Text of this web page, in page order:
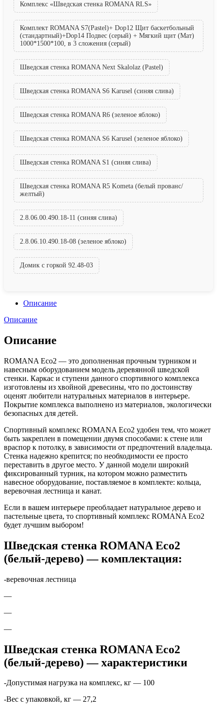
Комплекс «Шведская стенка ROMANA RLS»
Комплект ROMANA S7(Pastel)+ Dop12 Щит баскетбольный
(стандартный)+Dop14 Подвес (серый) + Мягкий щит (Мат)
1000*1500*100, в 3 сложения (серый)
Шведская стенка ROMANA Next Skalolaz (Pastel)
Шведская стенка ROMANA S6 Karusel (синяя слива)
Шведская стенка ROMANA R6 (зеленое яблоко)
Шведская стенка ROMANA S6 Karusel (зеленое яблоко)
Шведская стенка ROMANA S1 (синяя слива)
Шведская стенка ROMANA R5 Kometa (белый прованс/
желтый)
2.8.06.00.490.18-11 (синяя слива)
2.8.06.10.490.18-08 (зеленое яблоко)
Домик с горкой 92.48-03
Описание
Описание
Описание
ROMANA Eco2 — это дополненная прочным турником и
навесным оборудованием модель деревянной шведской
стенки. Каркас и ступени данного спортивного комплекса
изготовлены из хвойной древесины, что по достоинству
оценят любители натуральных материалов в интерьере.
Покрытие комплекса выполнено из материалов, экологически
безопасных для детей.
Спортивный комплекс ROMANA Eco2 удобен тем, что может
быть закреплен в помещении двумя способами: к стене или
враспор к потолку, в зависимости от предпочтений владельца.
Стенка надежно крепится; по необходимости ее просто
переставить в другое место. У данной модели широкий
фиксированный турник, на котором можно разместить
навесное оборудование, поставляемое в комплекте: кольца,
веревочная лестница и канат.
Если в вашем интерьере преобладает натуральное дерево и
пастельные цвета, то спортивный комплекс ROMANA Eco2
будет лучшим выбором!
Шведская стенка ROMANA Eco2
(белый-дерево) — комплектация:
-веревочная лестница
—
—
—
Шведская стенка ROMANA Eco2
(белый-дерево) — характеристики
-Допустимая нагрузка на комплекс, кг — 100
-Вес с упаковкой, кг — 27,2